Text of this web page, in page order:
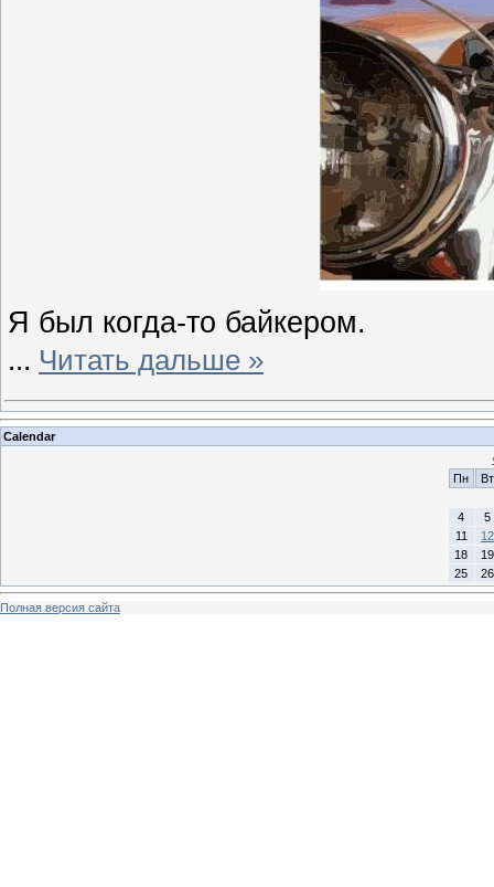
Я был когда-то байкером.
... Читать дальше »
Calendar
Пн
Вт
4
5
11
12
18
19
25
26
Полная версия сайта